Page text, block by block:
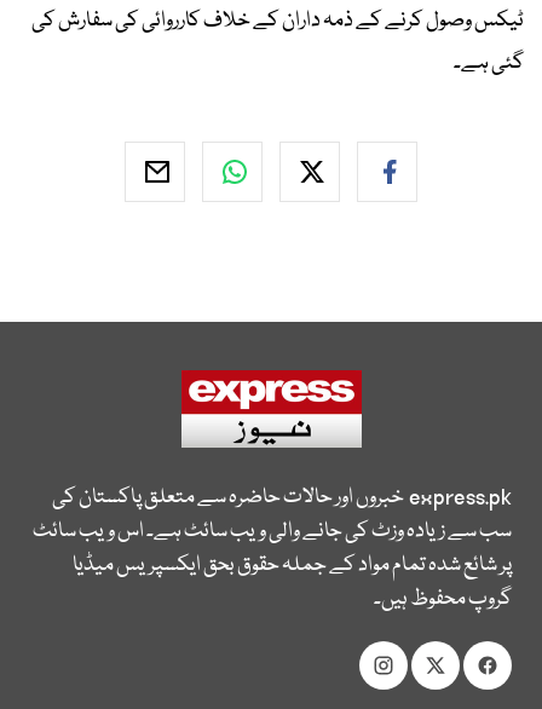
ٹیکس وصول کرنے کے ذمہ داران کے خلاف کارروائی کی سفارش کی
گئی ہے۔
express.pkخبروں اور حالات حاضرہ سے متعلق پاکستان کی
سب سے زیادہ وزٹ کی جانے والی ویب سائٹ ہے۔ اس ویب سائٹ
پر شائع شدہ تمام مواد کے جملہ حقوق بحق ایکسپریس میڈیا
گروپ محفوظ ہیں۔